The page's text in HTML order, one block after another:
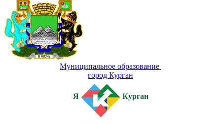
Муниципальное образование
город Курган
Я Курган